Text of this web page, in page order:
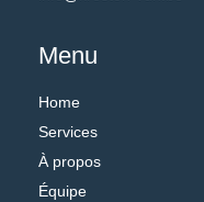
Menu
Home
Services
À propos
Équipe